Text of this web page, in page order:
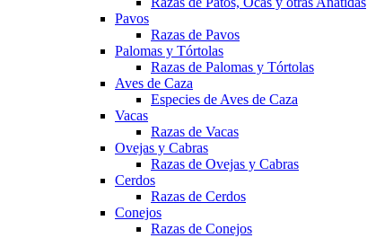
Pavos
Razas de Pavos
Palomas y Tórtolas
Razas de Palomas y Tórtolas
Aves de Caza
Especies de Aves de Caza
Vacas
Razas de Vacas
Ovejas y Cabras
Razas de Ovejas y Cabras
Cerdos
Razas de Cerdos
Conejos
Razas de Conejos